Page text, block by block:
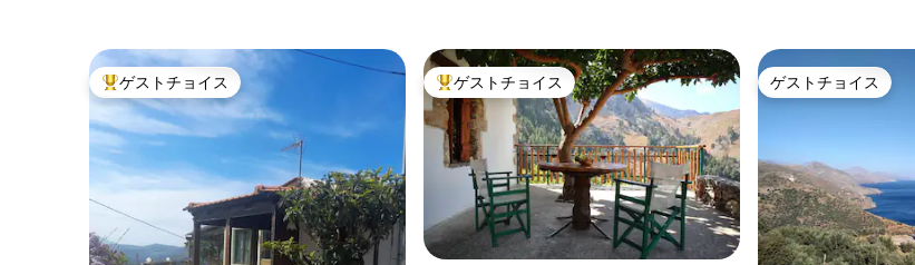
大好評のゲストチョイスです。
ゲストチョイス 大好評のゲストチョイスです。
ゲストチョイス ゲストチョイス
ゲストチョイス